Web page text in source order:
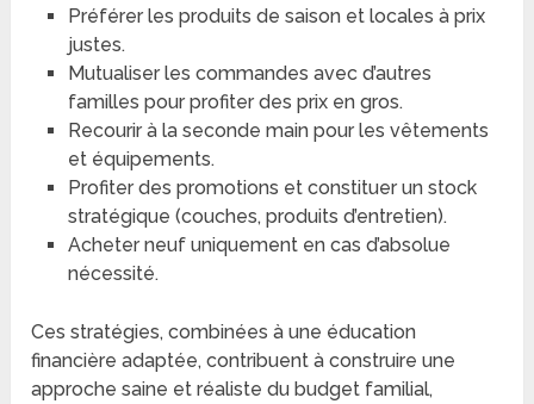
Préférer les produits de saison et locales à prix
justes.
Mutualiser les commandes avec d’autres
familles pour profiter des prix en gros.
Recourir à la seconde main pour les vêtements
et équipements.
Profiter des promotions et constituer un stock
stratégique (couches, produits d’entretien).
Acheter neuf uniquement en cas d’absolue
nécessité.
Ces stratégies, combinées à une éducation
financière adaptée, contribuent à construire une
approche saine et réaliste du budget familial,